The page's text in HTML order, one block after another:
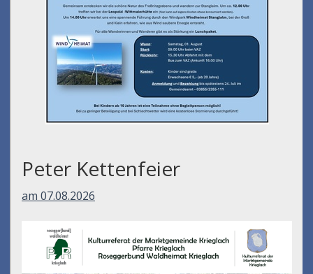
Peter Kettenfeier
am 07.08.2026